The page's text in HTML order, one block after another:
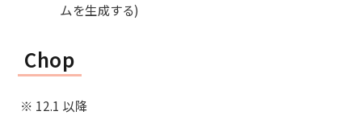
ムを生成する)
Chop
※ 12.1 以降